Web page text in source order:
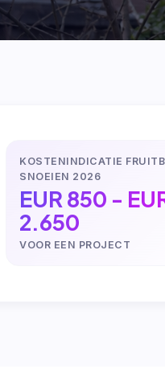
KOSTENINDICATIE
SNOEIEN 2026
EUR 850 -
2.650
VOOR EEN PROJECT